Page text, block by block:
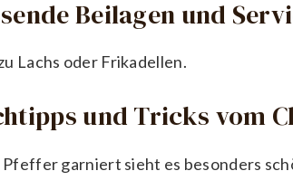
Beilagen und
Lachs oder Frikadellen.
und Tricks vom
garniert sieht es besonders